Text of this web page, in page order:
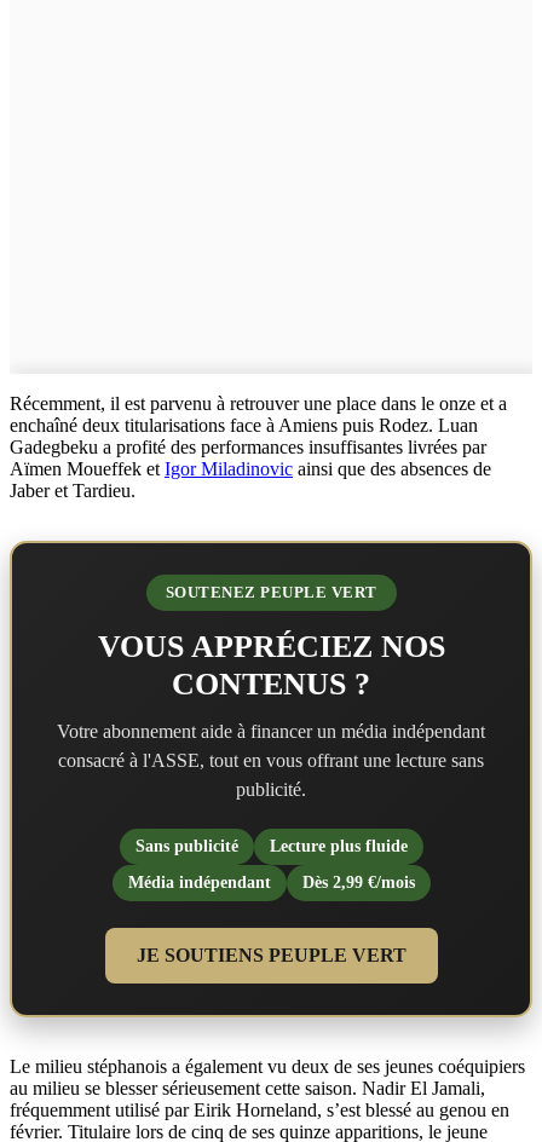
Récemment, il est parvenu à retrouver une place dans le onze et a
enchaîné deux titularisations face à Amiens puis Rodez. Luan
Gadegbeku a profité des performances insuffisantes livrées par
Aïmen Moueffek et Igor Miladinovic ainsi que des absences de
Jaber et Tardieu.
SOUTENEZ PEUPLE VERT
VOUS APPRÉCIEZ NOS
CONTENUS ?
Votre abonnement aide à financer un média indépendant
consacré à l'ASSE, tout en vous offrant une lecture sans
publicité.
Sans publicité
Lecture plus fluide
Média indépendant
Dès 2,99 €/mois
JE SOUTIENS PEUPLE VERT
Le milieu stéphanois a également vu deux de ses jeunes coéquipiers
au milieu se blesser sérieusement cette saison. Nadir El Jamali,
fréquemment utilisé par Eirik Horneland, s’est blessé au genou en
février. Titulaire lors de cinq de ses quinze apparitions, le jeune